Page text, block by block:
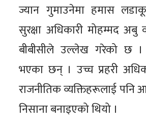
ज्यान गुमाउनेमा हमास
सुरक्षा अधिकारी मोहम्मद अबु
बीबीसीले उल्लेख गरेको छ
भएका छन् । उच्च प्रहरी
राजनीतिक व्यक्तिहरूलाई पनि
निसाना बनाइएको थियो ।